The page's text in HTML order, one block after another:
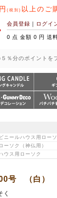
(税別) 以上のご
会員登録 ｜ ログイ
0 点 金額 0 円 送
％分のポイントを
ニールハウス用ローソ
ーソク（神仏用）
ウス用ローソク
号 （白）